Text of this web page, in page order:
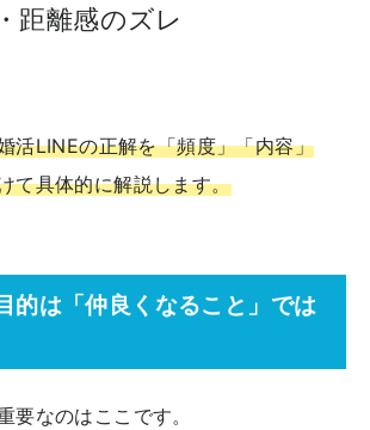
距離感のズレ
活LINEの正解を「頻度」「内容」
て具体的に解説します。
的は「仲良くなること」では
要なのはここです。